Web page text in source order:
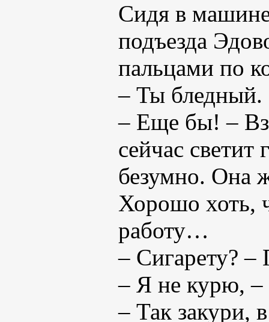
Сидя в
подъезда
пальцами по
– Ты бледный.
– Еще бы! –
сейчас
безумно. Она
Хорошо хоть,
работу…
– Сигарету?
– Я не курю, –
– Так закури,